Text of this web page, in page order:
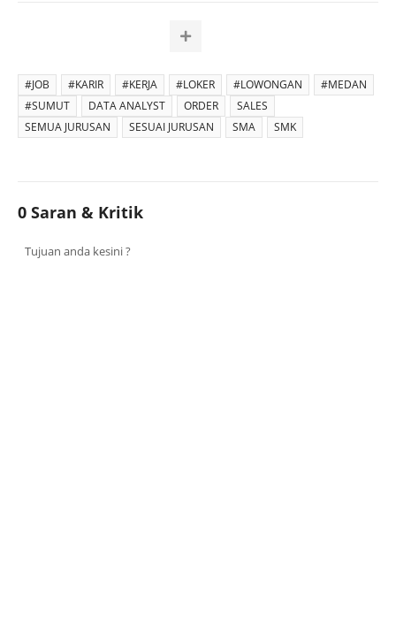
#JOB #KARIR #KERJA #LOKER #LOWONGAN
#MEDAN
#SUMUT
DATA ANALYST ORDER
SALES
SEMUA JURUSAN
SESUAI JURUSAN SMA SMK
0 Saran & Kritik
Tujuan anda kesini ?